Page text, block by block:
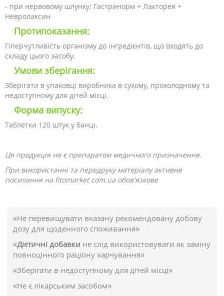
- при нервовому шлунку: Гастринорм + Лакторея +
Невролаксин
Протипоказання:
Гіперчутливість організму до інгредієнтів, що входять до
складу цього засобу.
Умови зберігання:
Зберігати в упаковці виробника в сухому, прохолодному та
недоступному для дітей місці.
Форма випуску:
Таблетки 120 штук у банці.
Ця продукція не є препаратом медичного призначення.
При використанні та передруку матеріалу активне
посилання на fitomarket.com.ua обов'язкове
«Не перевищувати вказану рекомендовану добову
дозу для щоденного споживання»
«Дієтичні добавки не слід використовувати як заміну
повноцінного раціону харчування»
«Зберігати в недоступному для дітей місці»
«Не є лікарським засобом»